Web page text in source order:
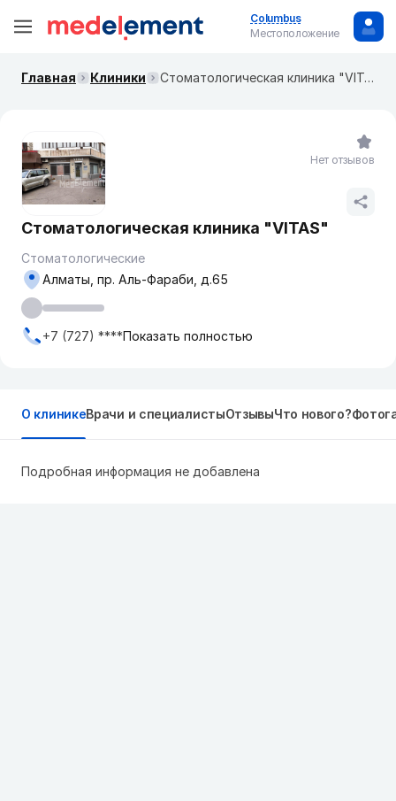
Columbus
Местоположение
Главная Клиники Стоматологическая клиника "VITAS"
Стоматологическая клиника "VITAS"
Стоматологические
Алматы, пр. Аль-Фараби, д.65
+7 (727) ****Показать полностью
Нет отзывов
О клиникеВрачи и специалистыОтзывыЧто нового?
Подробная информация не добавлена